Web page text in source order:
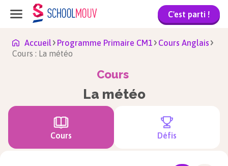
C'est parti !
Accueil Programme Primaire CM1
Cours Anglais
Cours : La météo
Cours
La météo
Cours Défis